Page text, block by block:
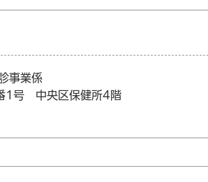
事業係
号 中央区保健所4階